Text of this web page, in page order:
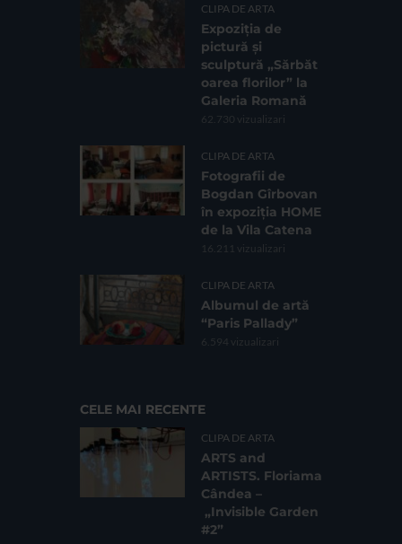
CLIPA DE ARTA
Expoziția de
pictură și
sculptură „Sărbăt
oarea florilor” la
Galeria Romană
62.730 vizualizari
CLIPA DE ARTA
Fotografii de
Bogdan Gîrbovan
în expoziția HOME
de la Vila Catena
16.211 vizualizari
CLIPA DE ARTA
Albumul de artă
“Paris Pallady”
6.594 vizualizari
CELE MAI RECENTE
CLIPA DE ARTA
ARTS and
ARTISTS. Floriama
Cândea –
„Invisible Garden
#2”